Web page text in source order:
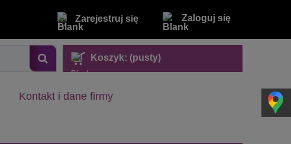
Zarejestruj się Zaloguj się
Koszyk: (pusty)
Kontakt i dane firmy